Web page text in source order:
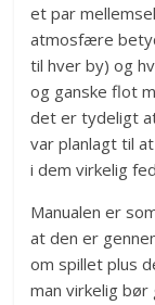
et par
atmosfære
til hver by) og
og ganske flot
det er tydeligt
var planlagt til
i dem virkelig
Manualen er
at den er
om spillet plus
man virkelig